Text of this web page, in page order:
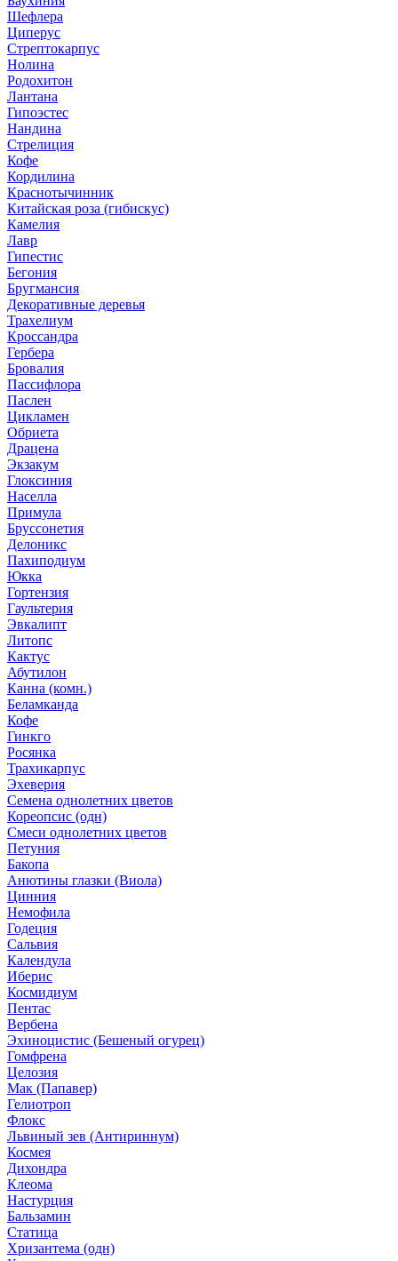
Шефлера
Циперус
Стрептокарпус
Нолина
Родохитон
Лантана
Гипоэстес
Нандина
Стрелиция
Кофе
Кордилина
Краснотычинник
Китайская роза (гибискус)
Камелия
Лавр
Гипестис
Бегония
Бругмансия
Декоративные деревья
Трахелиум
Кроссандра
Гербера
Бровалия
Пассифлора
Паслен
Цикламен
Обриета
Драцена
Экзакум
Глоксиния
Населла
Примула
Бруссонетия
Делоникс
Пахиподиум
Юкка
Гортензия
Гаультерия
Эвкалипт
Литопс
Кактус
Абутилон
Канна (комн.)
Беламканда
Кофе
Гинкго
Росянка
Трахикарпус
Эхеверия
Семена однолетних цветов
Кореопсис (одн)
Смеси однолетних цветов
Петуния
Бакопа
Анютины глазки (Виола)
Цинния
Немофила
Годеция
Сальвия
Календула
Иберис
Космидиум
Пентас
Вербена
Эхиноцистис (Бешеный огурец)
Гомфрена
Целозия
Мак (Папавер)
Гелиотроп
Флокс
Львиный зев (Антириннум)
Космея
Дихондра
Клеома
Настурция
Бальзамин
Статица
Хризантема (одн)